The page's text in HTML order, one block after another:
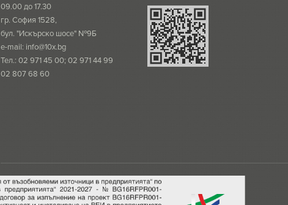
09.00 до 17.30
гр. София 1528,
бул. "Искърско шосе" №9Б
e-mail: info@10x.bg
Тел.: 02 971 45 00; 02 971 44 99
02 807 68 60